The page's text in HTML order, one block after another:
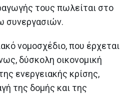
τους πωλείται στο
συνεργασιών.
νομοσχέδιο, που έρχεται
δύσκολη οικονομική
ενεργειακής κρίσης,
της δομής και της